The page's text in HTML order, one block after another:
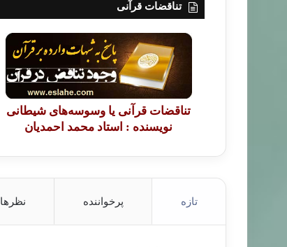
تناقضات قرآنی
تناقضات قرآنی یا وسوسه‌های شیطانی
نویسنده : استاد محمد احمدیان
تازه پرخواننده نظرها